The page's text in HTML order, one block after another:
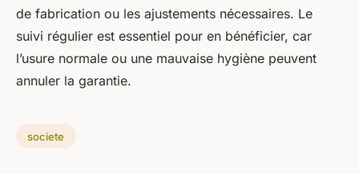
de fabrication ou les ajustements nécessaires. Le
suivi régulier est essentiel pour en bénéficier, car
l’usure normale ou une mauvaise hygiène peuvent
annuler la garantie.
societe